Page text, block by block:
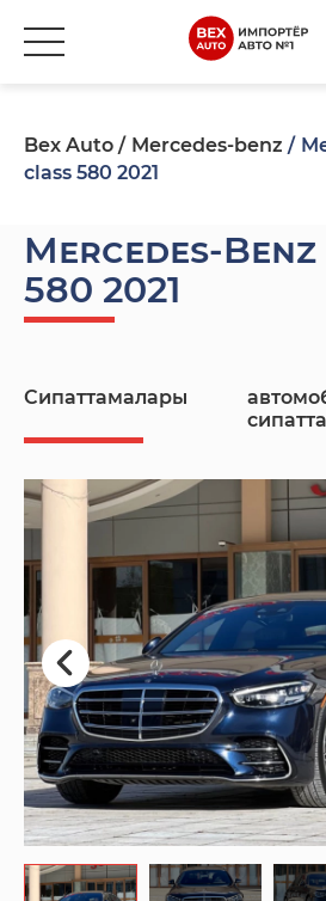
Bex Auto Mercedes-benz
class 580 2021
Mercedes-
580 2021
Сипаттамалары